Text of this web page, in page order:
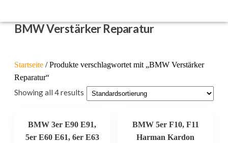
BMW Verstärker Reparatur
Startseite / Produkte verschlagwortet mit „BMW Verstärker
Reparatur“
Showing all 4 results
BMW 3er E90 E91,
5er E60 E61, 6er E63
BMW 5er F10, F11
Harman Kardon